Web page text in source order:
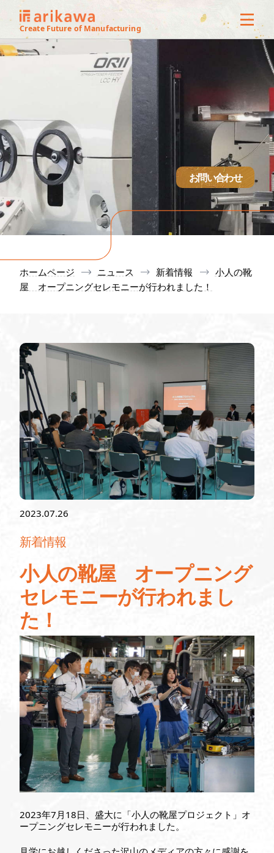
Create Future of Manufacturing 3Dオフ
ス
サービ
製作実
技術紹
設備
お問い合わせ
ホームページ ニュース 新着情報
小人の靴
屋 オープニングセレモニーが行われました！
2023.07.26
新着情報
小人の靴屋 オープニング
セレモニーが行われまし
た！
2023年7月18日、盛大に「小人の靴屋プロジェクト」オ
ープニングセレモニーが行われました。